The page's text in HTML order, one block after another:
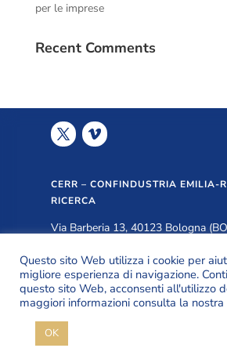
per le imprese
Recent Comments
CERR – CONFINDUSTRIA EMILIA-
RICERCA
Via Barberia 13, 40123 Bologna
PRIVACY POLICY
Questo sito Web utilizza i cookie per
migliore esperienza di navigazione.
questo sito Web, acconsenti all'utilizzo
maggiori informazioni consulta la nostra
OK